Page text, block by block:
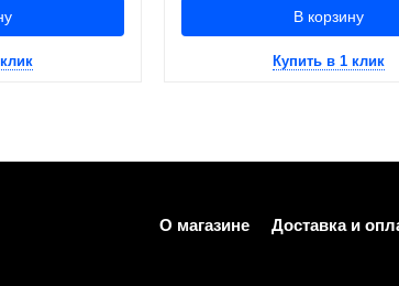
В корзину
Купить в 1 клик
О магазине Доставка и